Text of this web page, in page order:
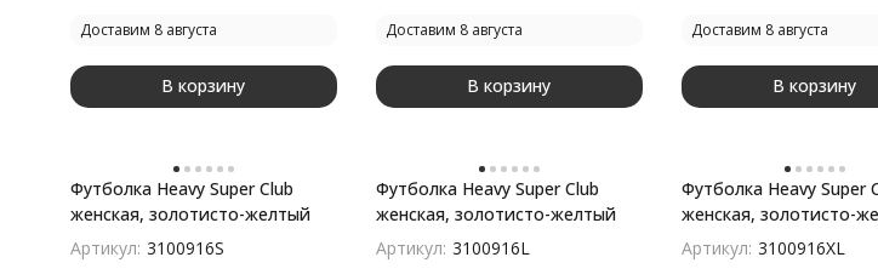
Доставим 8 августа
В корзину
Доставим 8 августа
В корзину
Доставим 8 августа
В корзину
Футболка Heavy Super Club
женская, золотисто-желтый
Артикул: 3100916S
Футболка Heavy Super Club
женская, золотисто-желтый
Артикул: 3100916L
Футболка Heavy Super
женская, золотисто-
Артикул: 3100916XL